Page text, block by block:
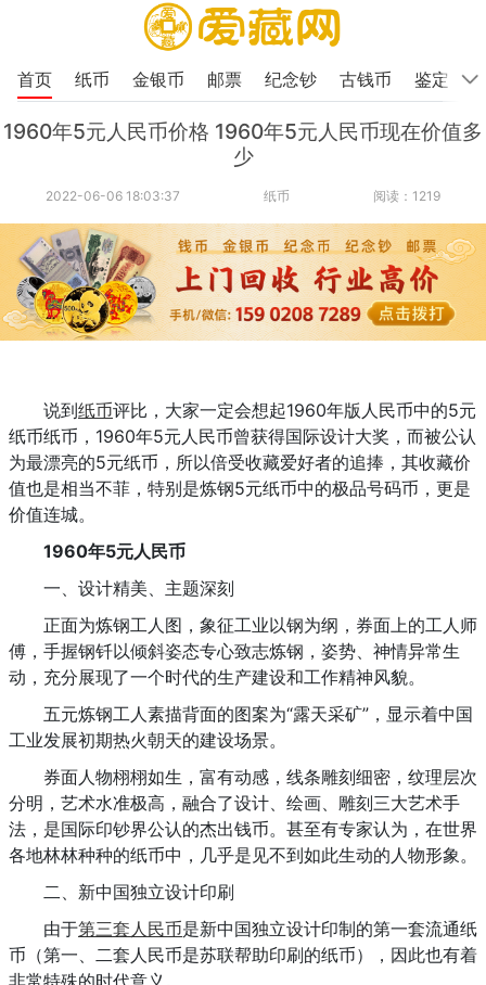
首页 纸币 金银币 邮票 纪念钞 古钱币 鉴定
1960年5元人民币价格 1960年5元人民币现在价值多
少
2022-06-06 18:03:37 纸币 阅读：1219
说到纸币评比，大家一定会想起1960年版人民币中的5元
纸币纸币，1960年5元人民币曾获得国际设计大奖，而被公认
为最漂亮的5元纸币，所以倍受收藏爱好者的追捧，其收藏价
值也是相当不菲，特别是炼钢5元纸币中的极品号码币，更是
价值连城。
1960年5元人民币
一、设计精美、主题深刻
正面为炼钢工人图，象征工业以钢为纲，券面上的工人师
傅，手握钢钎以倾斜姿态专心致志炼钢，姿势、神情异常生
动，充分展现了一个时代的生产建设和工作精神风貌。
五元炼钢工人素描背面的图案为“露天采矿”，显示着中国
工业发展初期热火朝天的建设场景。
券面人物栩栩如生，富有动感，线条雕刻细密，纹理层次
分明，艺术水准极高，融合了设计、绘画、雕刻三大艺术手
法，是国际印钞界公认的杰出钱币。甚至有专家认为，在世界
各地林林种种的纸币中，几乎是见不到如此生动的人物形象。
二、新中国独立设计印刷
由于第三套人民币是新中国独立设计印制的第一套流通纸
币（第一、二套人民币是苏联帮助印刷的纸币），因此也有着
非常特殊的时代意义。